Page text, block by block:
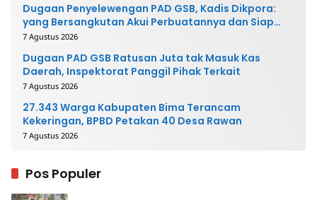
Dugaan Penyelewengan PAD GSB, Kadis Dikpora:
yang Bersangkutan Akui Perbuatannya dan Siap
Mengembalikan Uang
7 Agustus 2026
Dugaan PAD GSB Ratusan Juta tak Masuk Kas
Daerah, Inspektorat Panggil Pihak Terkait
7 Agustus 2026
27.343 Warga Kabupaten Bima Terancam
Kekeringan, BPBD Petakan 40 Desa Rawan
7 Agustus 2026
Pos Populer